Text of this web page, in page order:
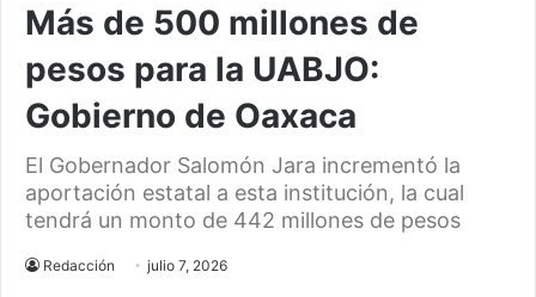
Más de 500 millones de
pesos para la UABJO:
Gobierno de Oaxaca
El Gobernador Salomón Jara incrementó la
aportación estatal a esta institución, la cual
tendrá un monto de 442 millones de pesos
Redacción julio 7, 2026